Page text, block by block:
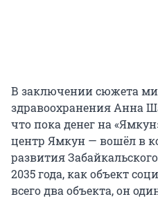
В заключении сюжета
здравоохранения Анна
что пока денег на
центр Ямкун — вошёл в
развития
2035 года, как объект
всего два объекта, он